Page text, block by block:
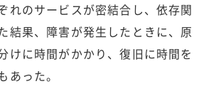
れのサービスが密結合し、依存関
結果、障害が発生したときに、原
けに時間がかかり、復旧に時間を
あった。